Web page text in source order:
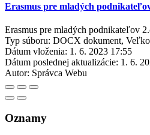
Erasmus pre mladých
Erasmus pre mladých podnikateľov
Typ súboru: DOCX dokument,
Dátum vloženia: 1. 6. 2023 17:55
Dátum poslednej aktualizácie: 1. 6.
Autor: Správca Webu
Oznamy